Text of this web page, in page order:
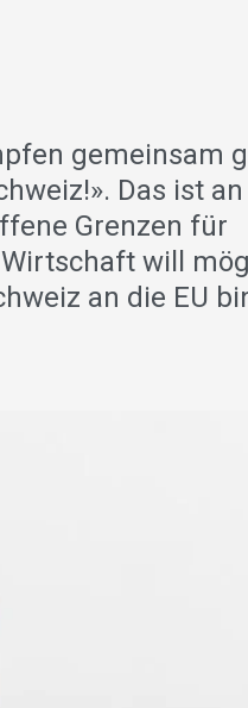
gemeinsam
Das ist
Grenzen für
will
an die EU